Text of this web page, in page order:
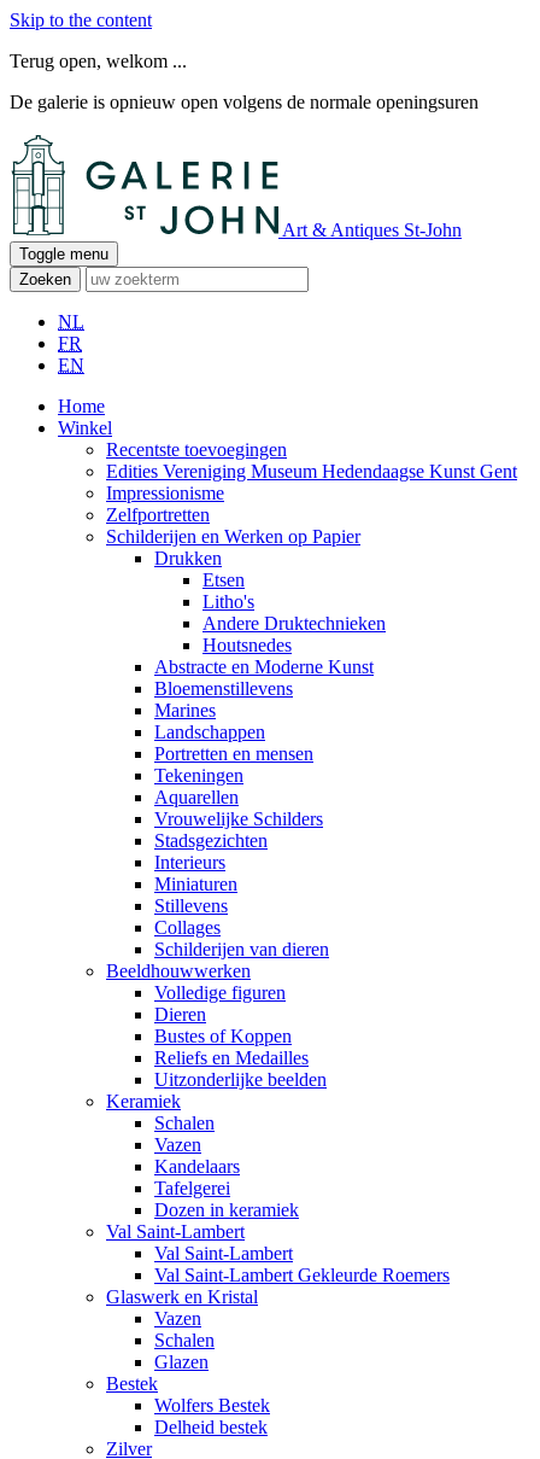
Skip to the content
Terug open, welkom ...
De galerie is opnieuw open volgens de normale openingsuren
Art & Antiques St-John
Toggle menu
Zoeken
NL
FR
EN
Home
Winkel
Recentste toevoegingen
Edities Vereniging Museum Hedendaagse Kunst Gent
Impressionisme
Zelfportretten
Schilderijen en Werken op Papier
Drukken
Etsen
Litho's
Andere Druktechnieken
Houtsnedes
Abstracte en Moderne Kunst
Bloemenstillevens
Marines
Landschappen
Portretten en mensen
Tekeningen
Aquarellen
Vrouwelijke Schilders
Stadsgezichten
Interieurs
Miniaturen
Stillevens
Collages
Schilderijen van dieren
Beeldhouwwerken
Volledige figuren
Dieren
Bustes of Koppen
Reliefs en Medailles
Uitzonderlijke beelden
Keramiek
Schalen
Vazen
Kandelaars
Tafelgerei
Dozen in keramiek
Val Saint-Lambert
Val Saint-Lambert
Val Saint-Lambert Gekleurde Roemers
Glaswerk en Kristal
Vazen
Schalen
Glazen
Bestek
Wolfers Bestek
Delheid bestek
Zilver